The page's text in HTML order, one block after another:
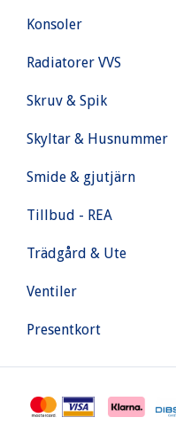
Konsoler
Radiatorer VVS
Skruv & Spik
Skyltar & Husnummer
Smide & gjutjärn
Tillbud - REA
Trädgård & Ute
Ventiler
Presentkort